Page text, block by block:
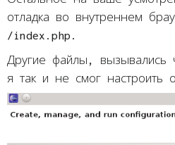
отладка во внутреннем
/index.php.
Другие файлы, вызывались
я так и не смог настроить